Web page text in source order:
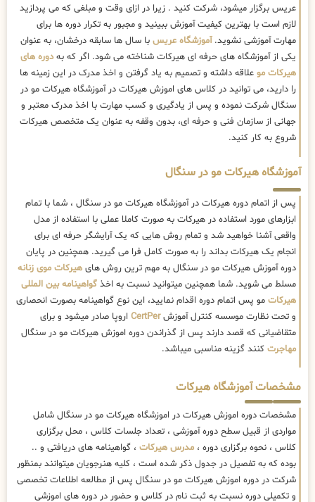
عریس برگزار میشود، شرکت کنید . زیرا در ازای وقت و مبلغی که می پردازید
لازم است با بهترین کیفیت آموزش ببینید و مجبور به تکرار دوره ها برای
مهارت آموزشی نشوید.آموزشگاه عریس با سال ها سابقه درخشان، به عنوان
یکی از آموزشگاه های حرفه ای هیرکات شناخته می شود. اگر که بهدوره های
هیرکات مو علاقه داشته و تصمیم به یاد گرفتن و اخذ مدرک در این زمینه ها
را دارید، می توانید در کلاس های اموزش هیرکات در آموزشگاه هیرکات مو در
سنگال شرکت نموده و پس از یادگیری و کسب مهارت با اخذ مدرک معتبر و
جهانی از سازمان فنی و حرفه ای، بدون وقفه به عنوان یک متخصص هیرکات
شروع به کار کنید.
آموزشگاه هیرکات مو در سنگال
پس از اتمام دوره هیرکات در آموزشگاه هیرکات مو در سنگال ، شما با تمام
ابزارهای مورد استفاده در هیرکات به صورت کاملا عملی با استفاده از مدل
واقعی آشنا خواهید شد و تمام روش هایی که یک آرایشگر حرفه ای برای
انجام یک هیرکات بداند را به صورت کامل فرا می گیرید. همچنین در پایان
دوره آموزش هیرکات مو در سنگال به مهم ترین روش های هیرکات موی زنانه
مسلط می شوید. شما همچنین میتوانید نسبت به اخذ گواهینامه بین المللی
هیرکات مو پس اتمام دوره اقدام نمایید، این نوع گواهینامه بصورت انحصاری
و تحت نظارت موسسه کنترل آموزشCertPer اروپا صادر میشود و برای
متقاضیانی که قصد دارند پس از گذراندن دوره اموزش هیرکات مو در سنگال
مهاجرت کنند گزینه مناسبی میباشد.
مشخصات آموزشگاه هیرکات
مشخصات دوره اموزش هیرکات در اموزشگاه هیرکات مو در سنگال شامل
مواردی از قبیل سطح دوره آموزشی ، تعداد جلسات کلاس ، محل برگزاری
کلاس ، نحوه برگزاری دوره ، مدرس هیرکات ، گواهینامه های دریافتی و ..
بوده که به تفصیل در جدول ذکر شده است ، کلیه هنرجویان میتوانند بمنظور
شرکت در دوره اموزش هیرکات مو در سنگال پس از مطالعه اطلاعات تخصصی
و تکمیلی دوره نسبت به ثبت نام در کلاس و حضور در دوره های اموزشی